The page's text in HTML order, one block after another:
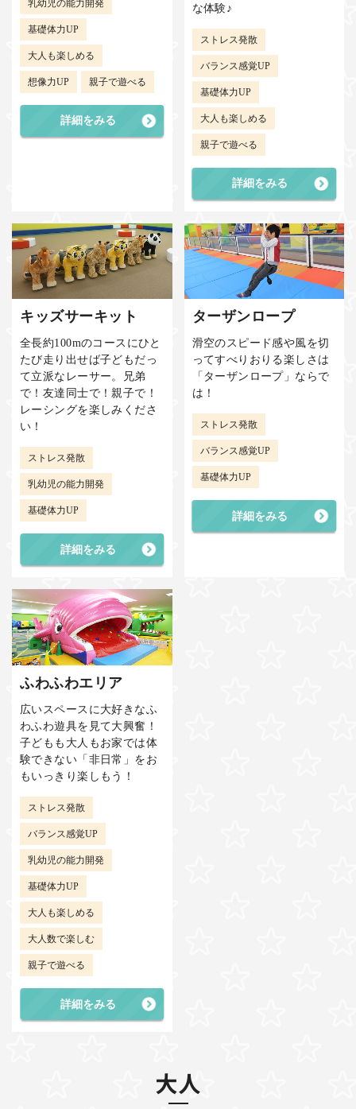
乳幼児の能力開発
基礎体力UP
大人も楽しめる
想像力UP 親子で遊べる
詳細をみる
な体験♪
ストレス発散
バランス感覚UP
基礎体力UP
大人も楽しめる
親子で遊べる
詳細をみる
キッズサーキット
全長約100mのコースにひと
たび走り出せば子どもだっ
て立派なレーサー。兄弟
で！友達同士で！親子で！
レーシングを楽しみくださ
い！
ストレス発散
乳幼児の能力開発
基礎体力UP
詳細をみる
ターザンロープ
滑空のスピード感や風を切
ってすべりおりる楽しさは
「ターザンロープ」ならで
は！
ストレス発散
バランス感覚UP
基礎体力UP
詳細をみる
ふわふわエリア
広いスペースに大好きなふ
わふわ遊具を見て大興奮！
子どもも大人もお家では体
験できない「非日常」をお
もいっきり楽しもう！
ストレス発散
バランス感覚UP
乳幼児の能力開発
基礎体力UP
大人も楽しめる
大人数で楽しむ
親子で遊べる
詳細をみる
大人